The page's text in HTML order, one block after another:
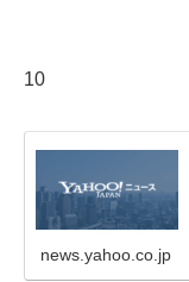
10
news.yahoo.co.jp